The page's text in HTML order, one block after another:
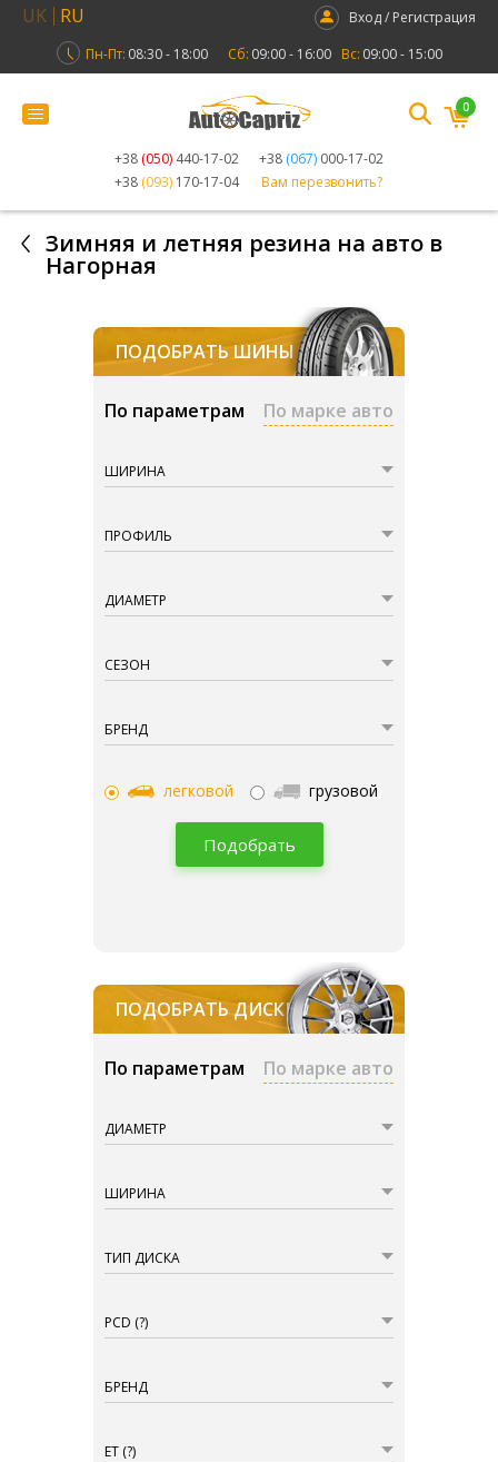
UK RU
Вход / Регистрация
Пн-Пт: 08:30 - 18:00 Сб: 09:00 - 16:00 Вс: 09:00 - 15:00
+38 (050) 440-17-02 +38 (067) 000-17-02
+38 (093) 170-17-04 Вам перезвонить?
0
Зимняя и летняя резина на авто в
Нагорная
ПОДОБРАТЬ ШИНЫ
По параметрам По марке авто
ШИРИНА
ПРОФИЛЬ
ДИАМЕТР
СЕЗОН
БРЕНД
легковой грузовой
Подобрать
ПОДОБРАТЬ ДИСКИ
По параметрам По марке авто
ДИАМЕТР
ШИРИНА
ТИП ДИСКА
PCD (?)
БРЕНД
ET (?)